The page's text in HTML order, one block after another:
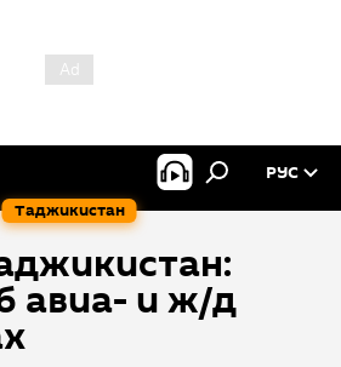
Таджикистан
РУС
авиа- и ж/д